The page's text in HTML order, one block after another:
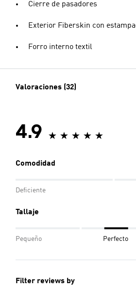
Cierre de pasadores
Exterior Fiberskin con
Forro interno textil
Valoraciones (32)
4.9
Comodidad
Deficiente
Tallaje
Pequeño Perfecto
Filter reviews by